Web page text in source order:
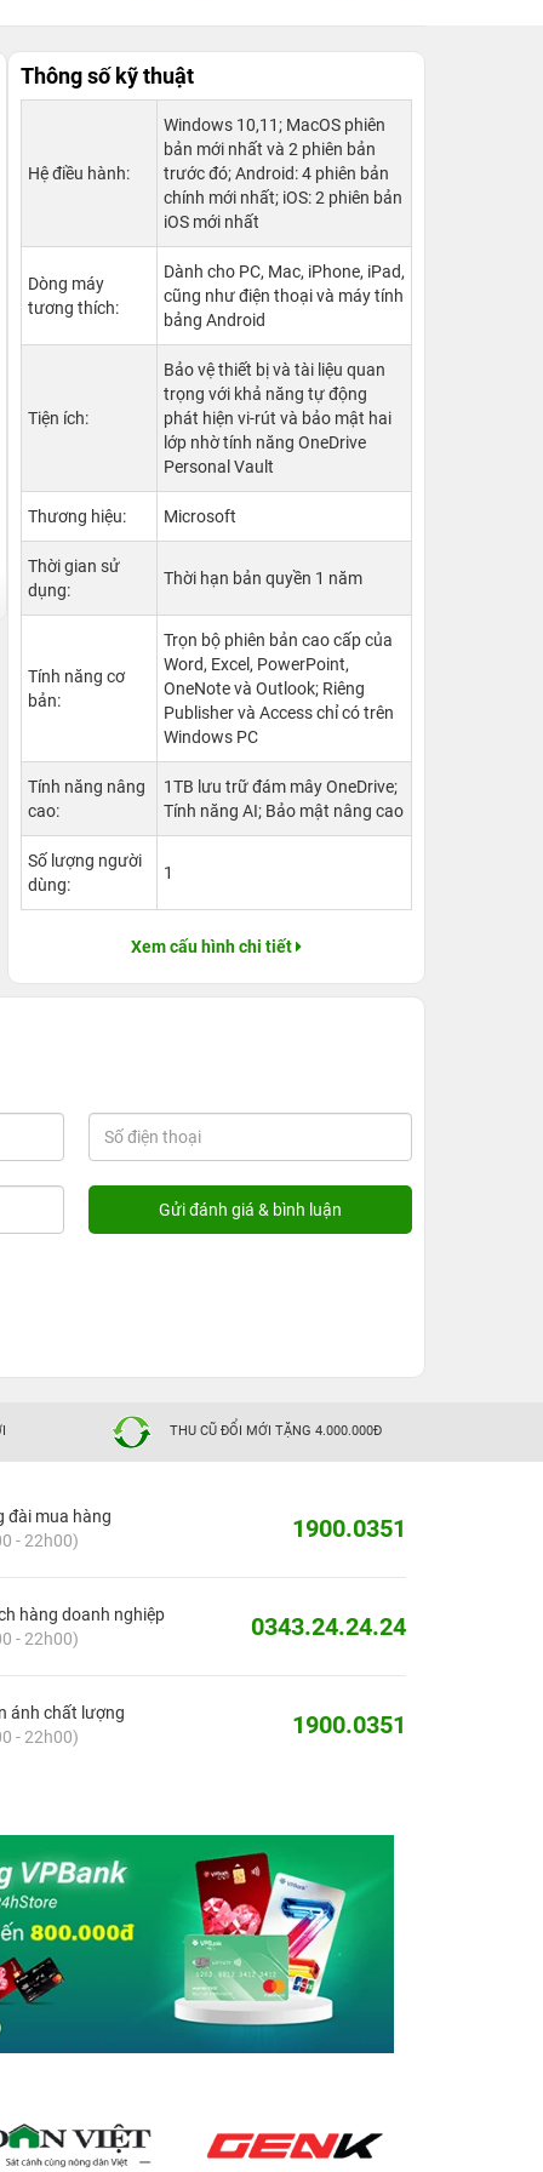
Thông số kỹ thuật
Hệ điều hành:
Windows 10,11; MacOS phiên
bản mới nhất và 2 phiên bản
trước đó; Android: 4 phiên bản
chính mới nhất; iOS: 2 phiên bản
iOS mới nhất
Dòng máy
tương thích:
Dành cho PC, Mac, iPhone, iPad,
cũng như điện thoại và máy tính
bảng Android
Tiện ích:
Bảo vệ thiết bị và tài liệu quan
trọng với khả năng tự động
phát hiện vi-rút và bảo mật hai
lớp nhờ tính năng OneDrive
Personal Vault
Thương hiệu: Microsoft
Thời gian sử
dụng:
Thời hạn bản quyền 1 năm
Tính năng cơ
bản:
Trọn bộ phiên bản cao cấp của
Word, Excel, PowerPoint,
OneNote và Outlook; Riêng
Publisher và Access chỉ có trên
Windows PC
Tính năng nâng
cao:
1TB lưu trữ đám mây OneDrive;
Tính năng AI; Bảo mật nâng cao
Số lượng người
dùng:
1
Xem cấu hình chi tiết
THU CŨ ĐỔI MỚI TẶNG 4.000.000Đ
đài mua hàng
- 22h00)
1900.0351
hàng doanh nghiệp
- 22h00)
0343.24.24.24
ánh chất lượng
- 22h00)
1900.0351